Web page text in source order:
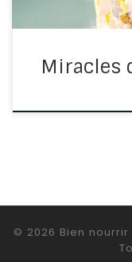
Miracles
© 2026 Bien